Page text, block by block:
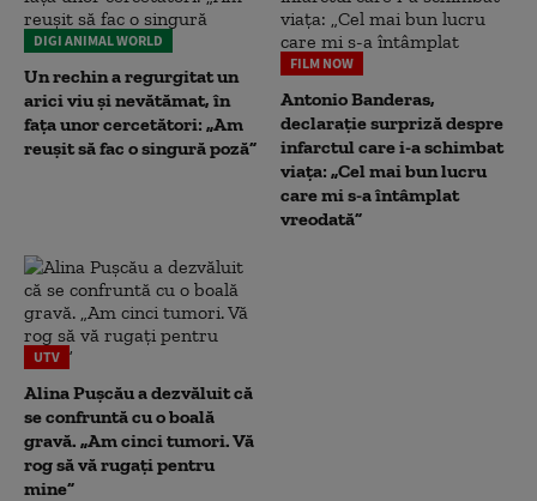
DIGI ANIMAL WORLD
Un rechin a regurgitat un
arici viu și nevătămat, în
fața unor cercetători: „Am
reușit să fac o singură poză”
FILM NOW
Antonio Banderas,
declarație surpriză despre
infarctul care i-a schimbat
viața: „Cel mai bun lucru
care mi s-a întâmplat
vreodată”
UTV
Alina Pușcău a dezvăluit că
se confruntă cu o boală
gravă. „Am cinci tumori. Vă
rog să vă rugați pentru
mine”